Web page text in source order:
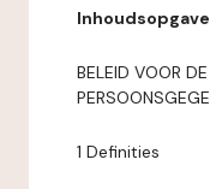
Inhoudsopgave
BELEID VOOR
1 Definities